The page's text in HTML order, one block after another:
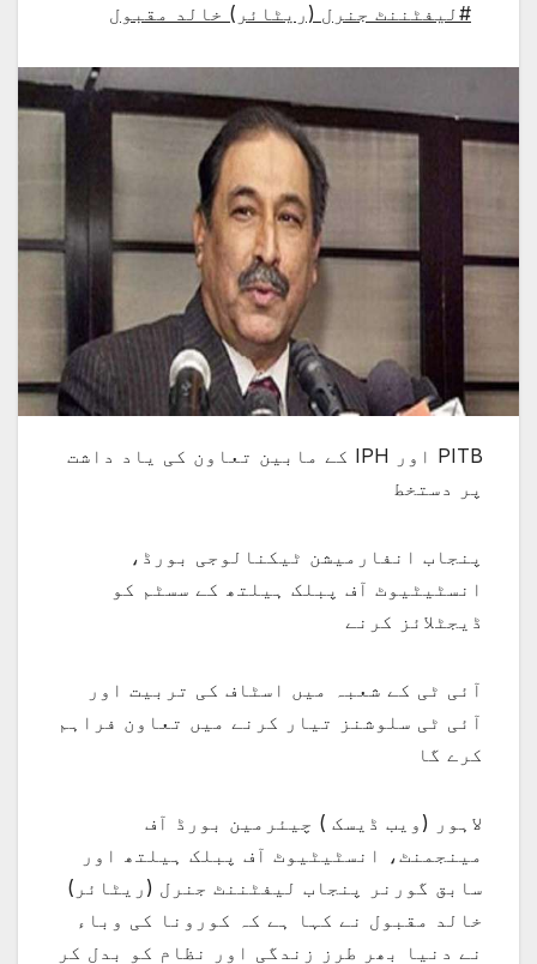
#لیفٹننٹ جنرل (ریٹائر) خالد مقبول
PITB اور IPH کے مابین تعاون کی یاد داشت
پر دستخط
پنجاب انفارمیشن ٹیکنالوجی بورڈ،
انسٹیٹیوٹ آف پبلک ہیلتھ کے سسٹم کو
ڈیجٹلائز کرنے
آئی ٹی کے شعبہ میں اسٹاف کی تربیت اور
آئی ٹی سلوشنز تیار کرنے میں تعاون فراہم
کرے گا
لاہور (ویب ڈیسک ) چیئرمین بورڈ آف
مینجمنٹ، انسٹیٹیوٹ آف پبلک ہیلتھ اور
سابق گورنر پنجاب لیفٹننٹ جنرل (ریٹائر)
خالد مقبول نے کہا ہے کہ کورونا کی وباء
نے دنیا بھر طرز زندگی اور نظام کو بدل کر